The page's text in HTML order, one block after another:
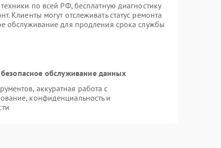
по всей РФ, бесплатную диагностику
Клиенты могут отслеживать статус ремонта
обслуживание для продления срока службы
обслуживание данных
аккуратная работа с
конфиденциальность и